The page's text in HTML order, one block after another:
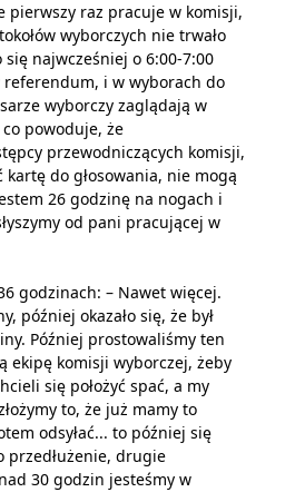
pierwszy raz pracuje w komisji,
wyborczych nie trwało
się najwcześniej o 6:00-7:00
i w wyborach do
wyborczy zaglądają w
powoduje, że
przewodniczących komisji,
do głosowania, nie mogą
26 godzinę na nogach i
od pani pracującej w
godzinach: – Nawet więcej.
później okazało się, że był
Później prostowaliśmy ten
ekipę komisji wyborczej, żeby
się położyć spać, a my
to, że już mamy to
odsyłać... to później się
przedłużenie, drugie
30 godzin jesteśmy w